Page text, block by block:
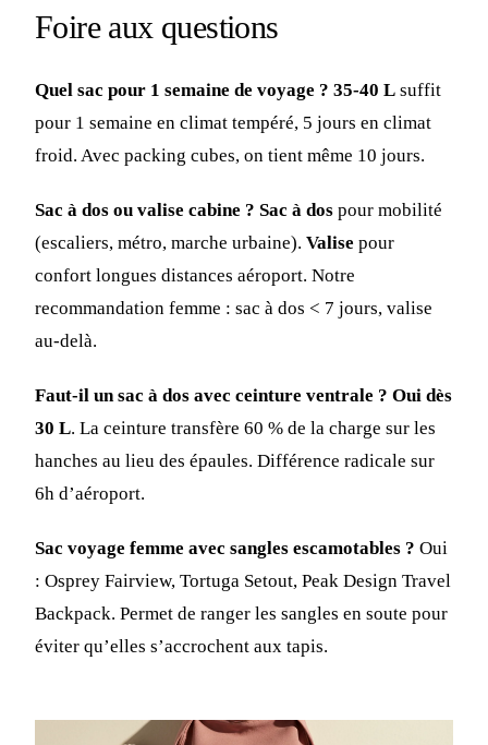
Foire aux questions
Quel sac pour 1 semaine de voyage ? 35-40 L suffit
pour 1 semaine en climat tempéré, 5 jours en climat
froid. Avec packing cubes, on tient même 10 jours.
Sac à dos ou valise cabine ? Sac à dos pour mobilité
(escaliers, métro, marche urbaine). Valise pour
confort longues distances aéroport. Notre
recommandation femme : sac à dos < 7 jours, valise
au-delà.
Faut-il un sac à dos avec ceinture ventrale ? Oui dès
30 L. La ceinture transfère 60 % de la charge sur les
hanches au lieu des épaules. Différence radicale sur
6h d’aéroport.
Sac voyage femme avec sangles escamotables ? Oui
: Osprey Fairview, Tortuga Setout, Peak Design Travel
Backpack. Permet de ranger les sangles en soute pour
éviter qu’elles s’accrochent aux tapis.